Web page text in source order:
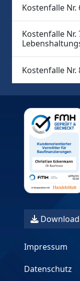
Kostenfalle
Kostenfalle
Kostenfalle
Impressum
Datenschutz